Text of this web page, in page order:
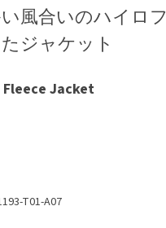
Fleece Jacket
風合いのハイロ
ジャケット
T01-A07